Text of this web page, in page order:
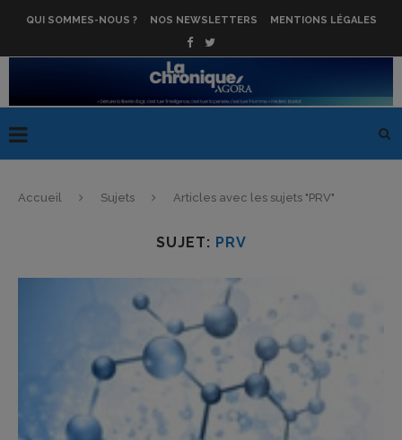
QUI SOMMES-NOUS ? NOS NEWSLETTERS MENTIONS LÉGALES
Accueil Sujets Articles avec les sujets "PRV"
SUJET: PRV